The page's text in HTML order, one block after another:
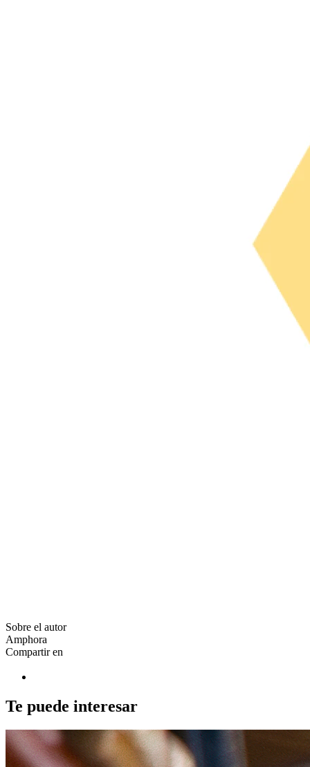
Sobre el autor
Amphora
Compartir en
Te puede interesar